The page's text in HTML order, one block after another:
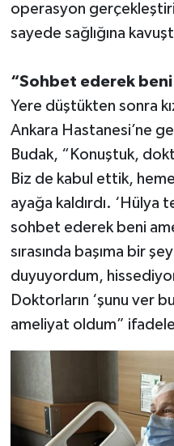
operasyon
sayede sağlığına
“Sohbet ederek
Yere düştükten sonra
Ankara Hastanesi’ne
Budak, “Konuştuk,
Biz de kabul ettik,
ayağa kaldırdı. ‘Hülya
sohbet ederek beni
sırasında başıma bir
duyuyordum,
Doktorların ‘şunu ver
ameliyat oldum”